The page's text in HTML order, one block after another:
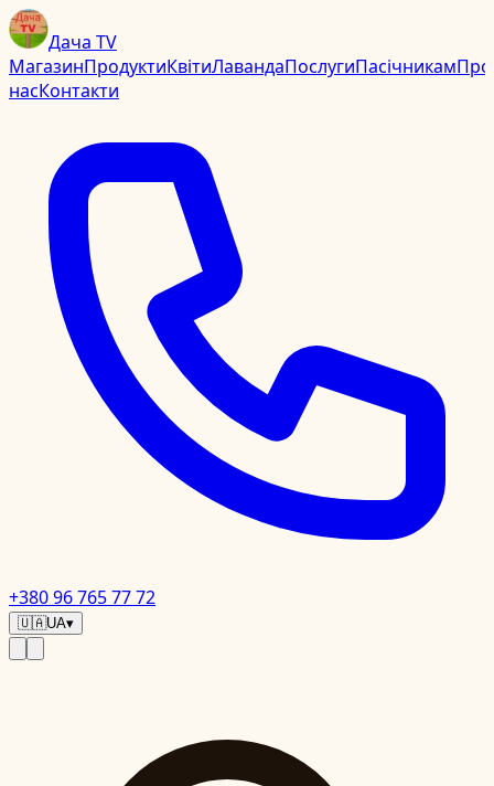
Дача TV
МагазинПродуктиКвітиЛавандаПослугиПасічникамПро
насКонтакти
+380 96 765 77 72
🇺🇦UA▾